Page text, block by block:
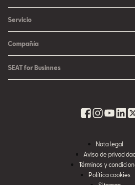
Arona
León
Ateca
Configurador SEAT
Promociones
Fichas Técnicas
Ubica tu Concesionaria SEAT
SEAT Usados Certificados
Servicio
Campaña Bolsas de Aire
Promociones Servicio SEAT
Seguro de autopartes SEAT
Compañía
Cultura urbana
SEAT for Businnes
Nota legal
Aviso de privacidad
Términos y
Política cookies